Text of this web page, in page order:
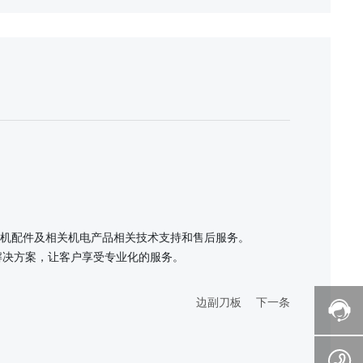
件及相关机电产品相关技术支持和售后服务。
方案，让客户享受专业化的服务。
边副刀板 下一条